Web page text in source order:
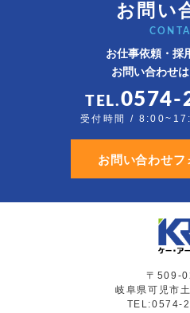
お問い
お仕事依頼・採
お問い合わせ
TEL.0574-
受付時間 /
お問い合わせフ
〒509-
岐阜県可児市
TEL:0574-